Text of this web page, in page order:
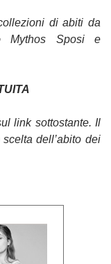
di abiti da
Mythos Sposi e
link sottostante. Il
dell’abito dei